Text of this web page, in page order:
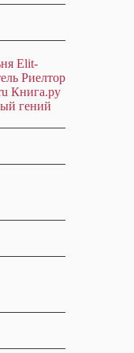
Elit-
Риелтор
Книга.ру
гений